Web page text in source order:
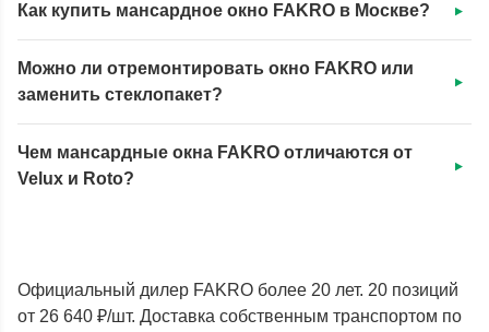
Как купить мансардное окно FAKRO в Москве?
Можно ли отремонтировать окно FAKRO или
заменить стеклопакет?
Чем мансардные окна FAKRO отличаются от
Velux и Roto?
Официальный дилер FAKRO более 20 лет. 20 позиций
от 26 640 ₽/шт. Доставка собственным транспортом по